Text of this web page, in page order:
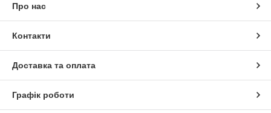
Про нас
Контакти
Доставка та оплата
Графік роботи